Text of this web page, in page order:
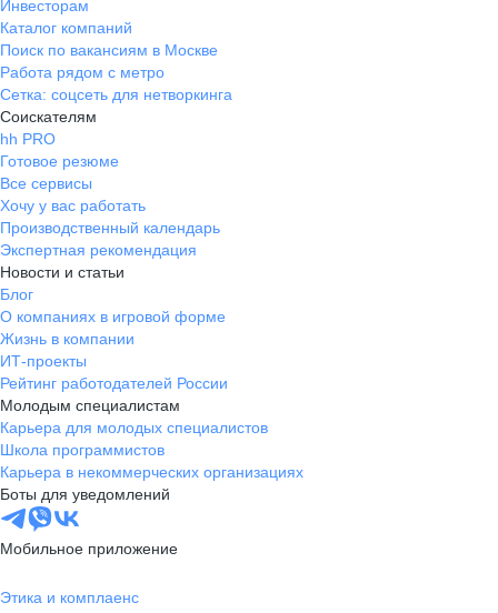
Инвесторам
Каталог компаний
Поиск по вакансиям в Москве
Работа рядом с метро
Сетка: соцсеть для нетворкинга
Соискателям
hh PRO
Готовое резюме
Все сервисы
Хочу у вас работать
Производственный календарь
Экспертная рекомендация
Новости и статьи
Блог
О компаниях в игровой форме
Жизнь в компании
ИТ-проекты
Рейтинг работодателей России
Молодым специалистам
Карьера для молодых специалистов
Школа программистов
Карьера в некоммерческих организациях
Боты для уведомлений
Мобильное приложение
Этика и комплаенс